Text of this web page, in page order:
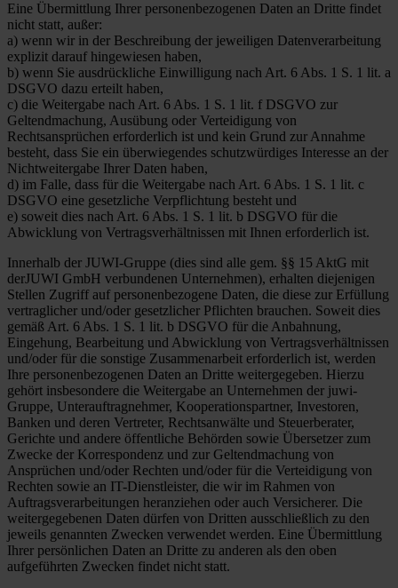
Eine Übermittlung Ihrer personenbezogenen Daten an Dritte findet
nicht statt, außer:
a) wenn wir in der Beschreibung der jeweiligen Datenverarbeitung
explizit darauf hingewiesen haben,
b) wenn Sie ausdrückliche Einwilligung nach Art. 6 Abs. 1 S. 1 lit. a
DSGVO dazu erteilt haben,
c) die Weitergabe nach Art. 6 Abs. 1 S. 1 lit. f DSGVO zur
Geltendmachung, Ausübung oder Verteidigung von
Rechtsansprüchen erforderlich ist und kein Grund zur Annahme
besteht, dass Sie ein überwiegendes schutzwürdiges Interesse an der
Nichtweitergabe Ihrer Daten haben,
d) im Falle, dass für die Weitergabe nach Art. 6 Abs. 1 S. 1 lit. c
DSGVO eine gesetzliche Verpflichtung besteht und
e) soweit dies nach Art. 6 Abs. 1 S. 1 lit. b DSGVO für die
Abwicklung von Vertragsverhältnissen mit Ihnen erforderlich ist.
Innerhalb der JUWI-Gruppe (dies sind alle gem. §§ 15 AktG mit
derJUWI GmbH verbundenen Unternehmen), erhalten diejenigen
Stellen Zugriff auf personenbezogene Daten, die diese zur Erfüllung
vertraglicher und/oder gesetzlicher Pflichten brauchen. Soweit dies
gemäß Art. 6 Abs. 1 S. 1 lit. b DSGVO für die Anbahnung,
Eingehung, Bearbeitung und Abwicklung von Vertragsverhältnissen
und/oder für die sonstige Zusammenarbeit erforderlich ist, werden
Ihre personenbezogenen Daten an Dritte weitergegeben. Hierzu
gehört insbesondere die Weitergabe an Unternehmen der juwi-
Gruppe, Unterauftragnehmer, Kooperationspartner, Investoren,
Banken und deren Vertreter, Rechtsanwälte und Steuerberater,
Gerichte und andere öffentliche Behörden sowie Übersetzer zum
Zwecke der Korrespondenz und zur Geltendmachung von
Ansprüchen und/oder Rechten und/oder für die Verteidigung von
Rechten sowie an IT-Dienstleister, die wir im Rahmen von
Auftragsverarbeitungen heranziehen oder auch Versicherer. Die
weitergegebenen Daten dürfen von Dritten ausschließlich zu den
jeweils genannten Zwecken verwendet werden. Eine Übermittlung
Ihrer persönlichen Daten an Dritte zu anderen als den oben
aufgeführten Zwecken findet nicht statt.